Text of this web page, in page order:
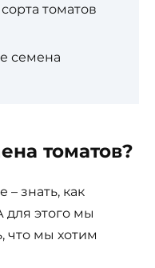
томатов
семена
томатов?
знать, как
для этого мы
что мы хотим